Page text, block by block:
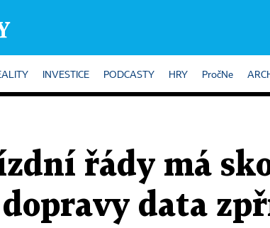
INVESTICE PODCASTY HRY PročNe
řády má
data